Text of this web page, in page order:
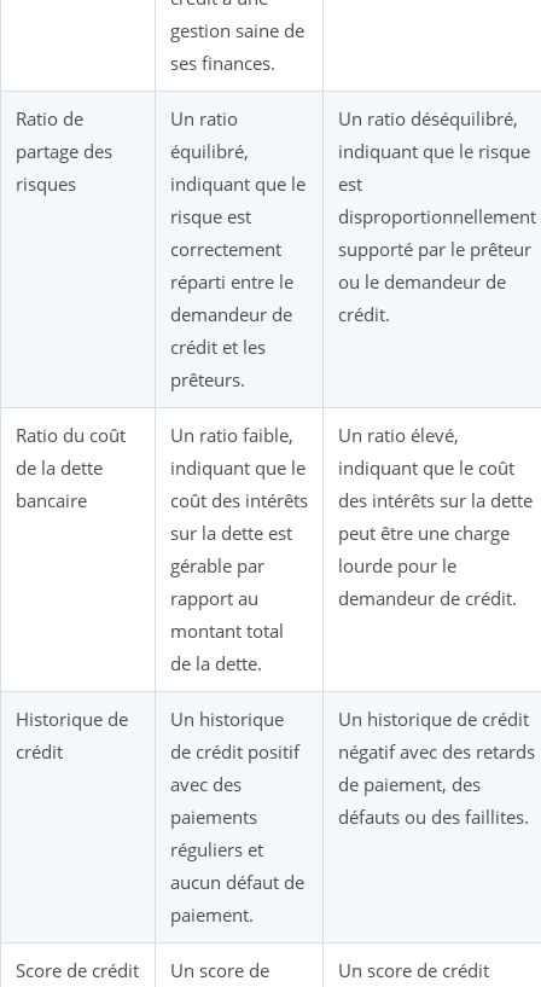
gestion saine de
ses finances.
Ratio de
partage des
risques
Un ratio
équilibré,
indiquant que le
risque est
correctement
réparti entre le
demandeur de
crédit et les
prêteurs.
Un ratio déséquilibré,
indiquant que le risque
est
disproportionnellement
supporté par le prêteur
ou le demandeur de
crédit.
Ratio du coût
de la dette
bancaire
Un ratio faible,
indiquant que le
coût des intérêts
sur la dette est
gérable par
rapport au
montant total
de la dette.
Un ratio élevé,
indiquant que le coût
des intérêts sur la dette
peut être une charge
lourde pour le
demandeur de crédit.
Historique de
crédit
Un historique
de crédit positif
avec des
paiements
réguliers et
aucun défaut de
paiement.
Un historique de crédit
négatif avec des retards
de paiement, des
défauts ou des faillites.
Score de crédit
Un score de
Un score de crédit